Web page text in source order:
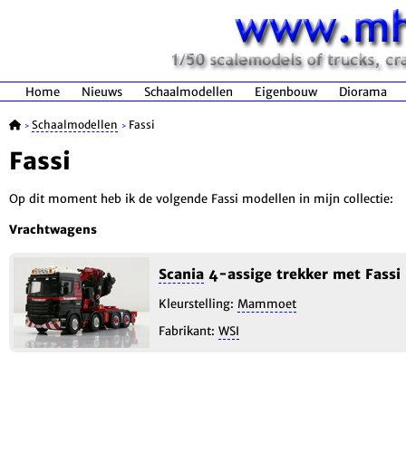
Home Nieuws Schaalmodellen Eigenbouw Diorama
> Schaalmodellen > Fassi
Fassi
Op dit moment heb ik de volgende Fassi modellen in mijn collectie:
Vrachtwagens
Scania 4-assige trekker met
Kleurstelling: Mammoet
Fabrikant: WSI